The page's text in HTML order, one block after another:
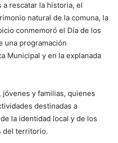
rescatar la historia, el
natural de la comuna, la
conmemoró el Día de los
una programación
Municipal y en la explanada
y familias, quienes
destinadas a
la identidad local y de los
del territorio.